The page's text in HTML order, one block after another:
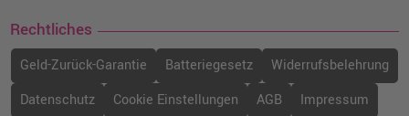
Rechtliches
Geld-Zurück-Garantie Batteriegesetz
Widerrufsbelehrung
Datenschutz
Cookie Einstellungen AGB Impressum